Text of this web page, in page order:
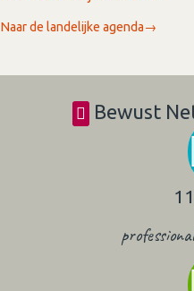
Naar de landelijke agenda→
Bewust